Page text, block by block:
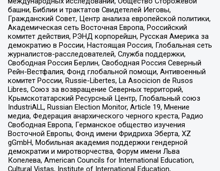
башни, Библии и трактатов Свидетелей Иеговы,
Гражданский Совет, Центр анализа европейской политики,
Академическая сеть Восточная Европа, Российский
комитет действия, РЭНД корпорейшн, Русская Америка за
демократию в России, Настоящая Россия, Глобальная сеть
журналистов-расследователей, Служба поддержки,
Свободная Россия Берлин, Свободная Россия Северный
Рейн-Вестфалия, Фонд глобальной помощи, Антивоенный
комитет России, Russie-Libertes, La Asocicion de Rusos
Libres, Союз за возвращение Северных территорий,
Крымскотатарский Ресурсный Центр, Глобальный союз
IndustriALL, Russian Election Monitor, Article 19, Мнение
медиа, Федерация анархического черного креста, Радио
Свободная Европа, Германское общество изучения
Восточной Европы, Фонд имени Фридриха Эберта, XZ
gGmbH, Мобильная академия поддержки гендерной
демократии и миротворчества, Форум имени Льва
Копелева, American Councils for International Education,
Cultural Vistas, Institute of International Education,